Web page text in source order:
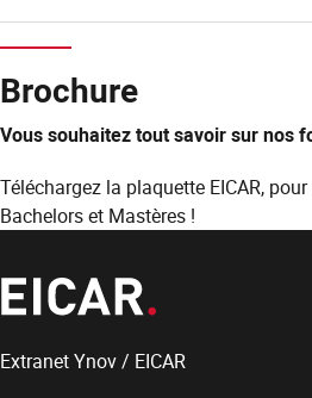
Brochure
Vous souhaitez tout savoir sur nos
Téléchargez la plaquette EICAR,
Bachelors et Mastères !
Extranet Ynov / EICAR